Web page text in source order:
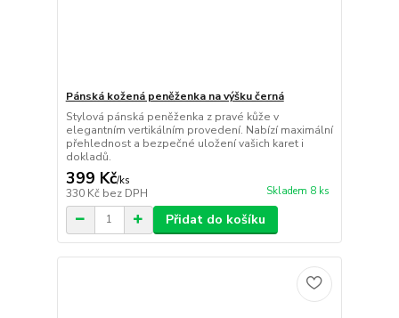
Pánská kožená peněženka na výšku černá
Stylová pánská peněženka z pravé kůže v
elegantním vertikálním provedení. Nabízí maximální
přehlednost a bezpečné uložení vašich karet i
dokladů.
399 Kč/ks
330 Kč bez DPH Skladem 8 ks
Přidat do košíku